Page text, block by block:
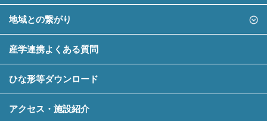
地域との繋がり
産学連携よくある質問
ひな形等ダウンロード
アクセス・施設紹介